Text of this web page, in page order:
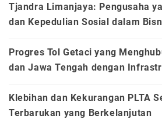
Tjandra Limanjaya: Pengusaha
dan Kepedulian Sosial dalam
Progres Tol Getaci yang
dan Jawa Tengah dengan
Klebihan dan Kekurangan PLTA
Terbarukan yang Berkelanjutan